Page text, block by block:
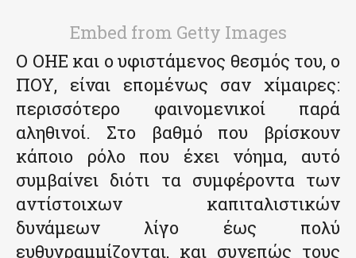
Embed from Getty Images
Ο ΟΗΕ και ο υφιστάμενος θεσμός του, ο
ΠΟΥ, είναι επομένως σαν χίμαιρες:
περισσότερο φαινομενικοί παρά
αληθινοί. Στο βαθμό που βρίσκουν
κάποιο ρόλο που έχει νόημα, αυτό
συμβαίνει διότι τα συμφέροντα των
αντίστοιχων καπιταλιστικών
δυνάμεων λίγο έως πολύ
ευθυγραμμίζονται, και συνεπώς τους